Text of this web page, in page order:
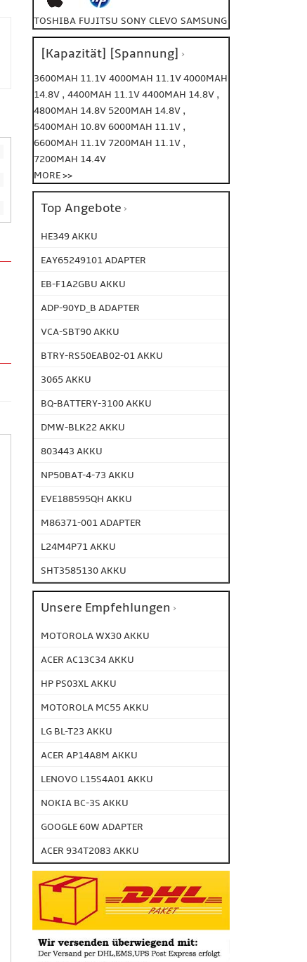
TOSHIBA FUJITSU SONY CLEVO SAMSUNG
[Kapazität] [Spannung]
3600MAH 11.1V 4000MAH 11.1V4000MAH
14.8V , 4400MAH 11.1V4400MAH 14.8V ,
4800MAH 14.8V 5200MAH 14.8V ,
5400MAH 10.8V6000MAH 11.1V ,
6600MAH 11.1V7200MAH 11.1V ,
7200MAH 14.4V
MORE >>
Top Angebote
HE349 AKKU
EAY65249101 ADAPTER
EB-F1A2GBU AKKU
ADP-90YD_B ADAPTER
VCA-SBT90 AKKU
BTRY-RS50EAB02-01 AKKU
3065 AKKU
BQ-BATTERY-3100 AKKU
DMW-BLK22 AKKU
803443 AKKU
NP50BAT-4-73 AKKU
EVE188595QH AKKU
M86371-001 ADAPTER
L24M4P71 AKKU
SHT3585130 AKKU
Unsere Empfehlungen
MOTOROLA WX30 AKKU
ACER AC13C34 AKKU
HP PS03XL AKKU
MOTOROLA MC55 AKKU
LG BL-T23 AKKU
ACER AP14A8M AKKU
LENOVO L15S4A01 AKKU
NOKIA BC-3S AKKU
GOOGLE 60W ADAPTER
ACER 934T2083 AKKU